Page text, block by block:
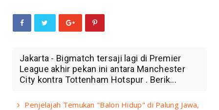
Jakarta - Bigmatch tersaji lagi di Premier
League akhir pekan ini antara Manchester
City kontra Tottenham Hotspur . Berik...
Penjelajah Temukan "Balon Hidup" di Palung Jawa,